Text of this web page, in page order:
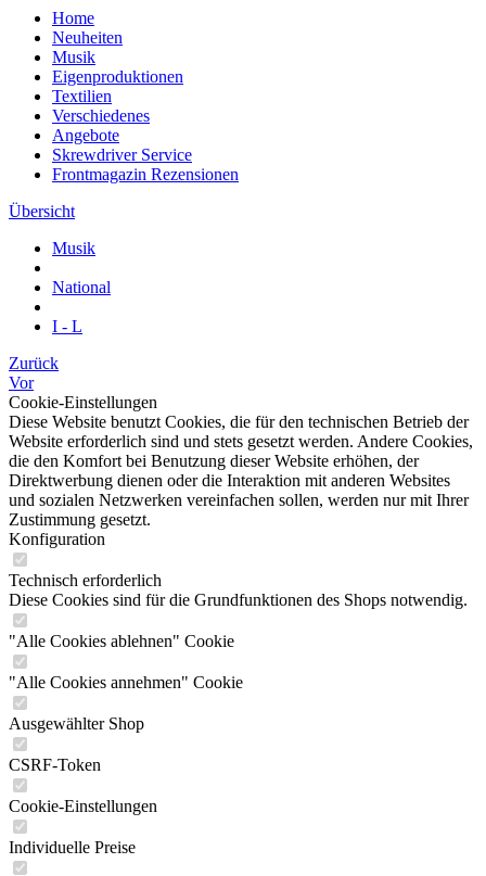
Home
Neuheiten
Musik
Eigenproduktionen
Textilien
Verschiedenes
Angebote
Skrewdriver Service
Frontmagazin Rezensionen
Übersicht
Musik
National
I - L
Zurück
Vor
Cookie-Einstellungen
Diese Website benutzt Cookies, die für den technischen Betrieb der
Website erforderlich sind und stets gesetzt werden. Andere Cookies,
die den Komfort bei Benutzung dieser Website erhöhen, der
Direktwerbung dienen oder die Interaktion mit anderen Websites
und sozialen Netzwerken vereinfachen sollen, werden nur mit Ihrer
Zustimmung gesetzt.
Konfiguration
Technisch erforderlich
Diese Cookies sind für die Grundfunktionen des Shops notwendig.
"Alle Cookies ablehnen" Cookie
"Alle Cookies annehmen" Cookie
Ausgewählter Shop
CSRF-Token
Cookie-Einstellungen
Individuelle Preise